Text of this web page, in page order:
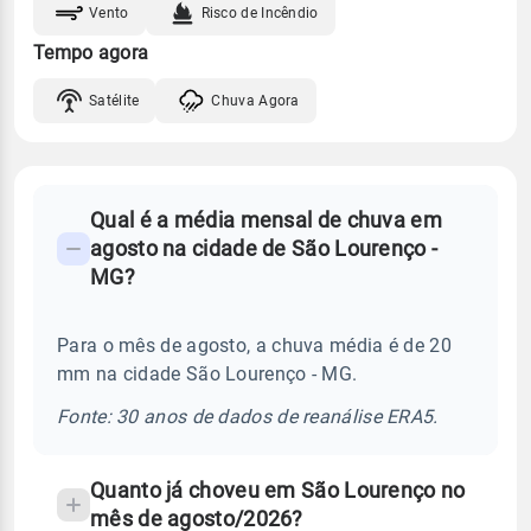
Vento Risco de Incêndio
Tempo agora
Satélite Chuva Agora
Perguntas
frequentes
chuva
temperatura
Qual é a média mensal de chuva em
agosto na cidade de São Lourenço -
MG?
Para o mês de agosto, a chuva média é de 20
mm na cidade São Lourenço - MG.
Fonte: 30 anos de dados de reanálise ERA5.
Quanto já choveu em São Lourenço no
mês de agosto/2026?